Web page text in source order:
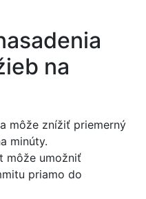
na
môže znížiť priemerný
minúty.
môže umožniť
priamo do